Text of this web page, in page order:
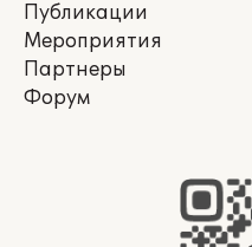
Публикации
Мероприятия
Партнеры
Форум